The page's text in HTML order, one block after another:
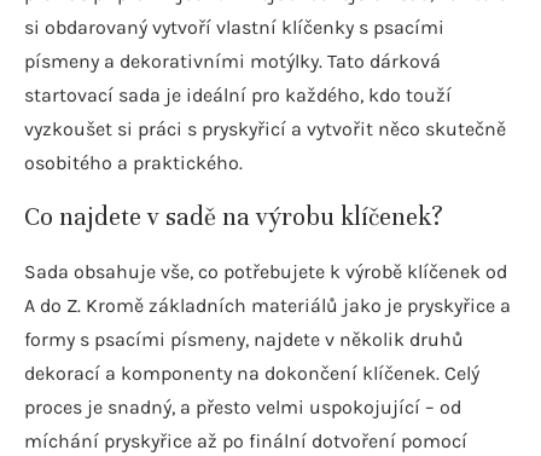
si obdarovaný vytvoří vlastní klíčenky s psacími
písmeny a dekorativními motýlky. Tato dárková
startovací sada je ideální pro každého, kdo touží
vyzkoušet si práci s pryskyřicí a vytvořit něco skutečně
osobitého a praktického.
Co najdete v sadě na výrobu klíčenek?
Sada obsahuje vše, co potřebujete k výrobě klíčenek od
A do Z. Kromě základních materiálů jako je pryskyřice a
formy s psacími písmeny, najdete v několik druhů
dekorací a komponenty na dokončení klíčenek. Celý
proces je snadný, a přesto velmi uspokojující – od
míchání pryskyřice až po finální dotvoření pomocí